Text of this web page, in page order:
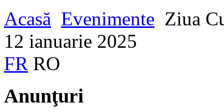
Acasă Evenimente Ziua
12 ianuarie 2025
FR RO
Anunţuri